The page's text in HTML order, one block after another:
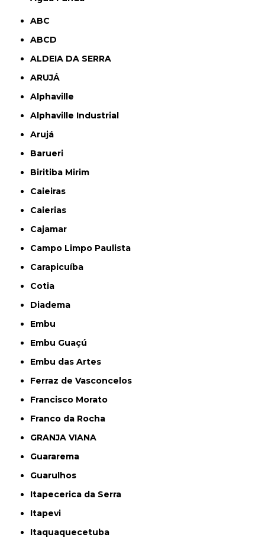
ABC
ABCD
ALDEIA DA SERRA
ARUJÁ
Alphaville
Alphaville Industrial
Arujá
Barueri
Biritiba Mirim
Caieiras
Caierias
Cajamar
Campo Limpo Paulista
Carapicuíba
Cotia
Diadema
Embu
Embu Guaçú
Embu das Artes
Ferraz de Vasconcelos
Francisco Morato
Franco da Rocha
GRANJA VIANA
Guararema
Guarulhos
Itapecerica da Serra
Itapevi
Itaquaquecetuba